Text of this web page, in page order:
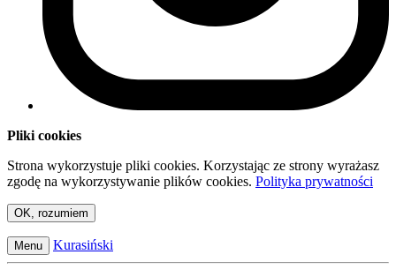
Pliki cookies
Strona wykorzystuje pliki cookies. Korzystając ze strony wyrażasz
zgodę na wykorzystywanie plików cookies. Polityka prywatności
OK, rozumiem
Menu Kurasiński